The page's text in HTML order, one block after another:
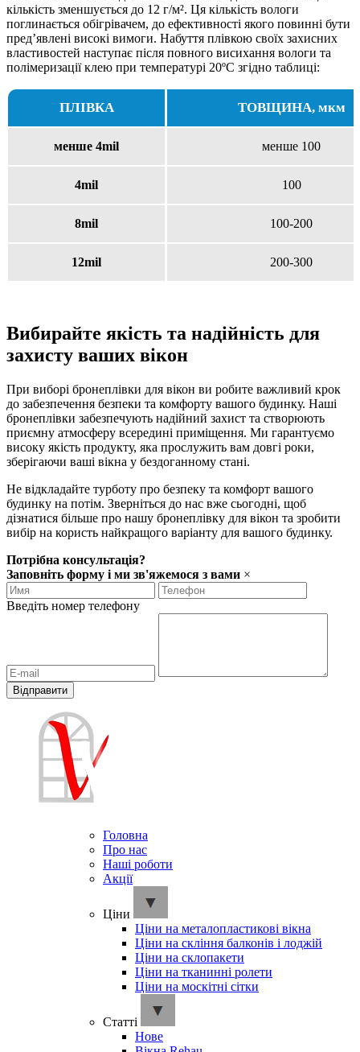
кількість зменшується до 12 г/м². Ця кількість вологи
поглинається обігрівачем, до ефективності якого повинні бути
пред’явлені високі вимоги. Набуття плівкою своїх захисних
властивостей наступає після повного висихання вологи та
полімеризації клею при температурі 20ºС згідно таблиці:
ПЛІВКА ТОВЩИНА, мкм
менше 4mil менше 100
4mil 100
8mil 100-200
12mil 200-300
Вибирайте якість та надійність для
захисту ваших вікон
При виборі бронеплівки для вікон ви робите важливий крок
до забезпечення безпеки та комфорту вашого будинку. Наші
бронеплівки забезпечують надійний захист та створюють
приємну атмосферу всередині приміщення. Ми гарантуємо
високу якість продукту, яка прослужить вам довгі роки,
зберігаючи ваші вікна у бездоганному стані.
Не відкладайте турботу про безпеку та комфорт вашого
будинку на потім. Зверніться до нас вже сьогодні, щоб
дізнатися більше про нашу бронеплівку для вікон та зробити
вибір на користь найкращого варіанту для вашого будинку.
Потрібна консультація?
Заповніть форму і ми зв'яжемося з вами ×
Введіть номер телефону
Головна
Про нас
Наші роботи
Акції
Ціни
Ціни на металопластикові вікна
Ціни на скління балконів і лоджій
Ціни на склопакети
Ціни на тканинні ролети
Ціни на москітні сітки
Cтатті
Нове